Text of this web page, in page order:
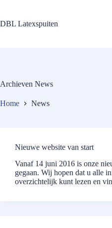
de
DBL Latexspuiten
Archieven News
Home News
Nieuwe website van start
Vanaf 14 juni 2016 is onze
gegaan. Wij hopen dat u alle
overzichtelijk kunt lezen en